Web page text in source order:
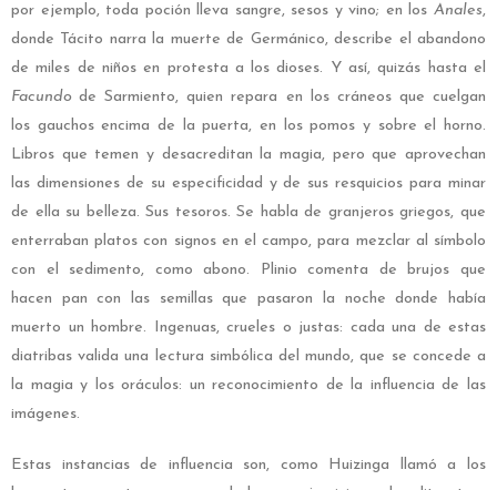
por ejemplo, toda poción lleva sangre, sesos y vino; en los Anales,
donde Tácito narra la muerte de Germánico, describe el abandono
de miles de niños en protesta a los dioses. Y así, quizás hasta el
Facundode Sarmiento, quien repara en los cráneos que cuelgan
los gauchos encima de la puerta, en los pomos y sobre el horno.
Libros que temen y desacreditan la magia, pero que aprovechan
las dimensiones de su especificidad y de sus resquicios para minar
de ella su belleza. Sus tesoros. Se habla de granjeros griegos, que
enterraban platos con signos en el campo, para mezclar al símbolo
con el sedimento, como abono. Plinio comenta de brujos que
hacen pan con las semillas que pasaron la noche donde había
muerto un hombre. Ingenuas, crueles o justas: cada una de estas
diatribas valida una lectura simbólica del mundo, que se concede a
la magia y los oráculos: un reconocimiento de la influencia de las
imágenes.
Estas instancias de influencia son, como Huizinga llamó a los